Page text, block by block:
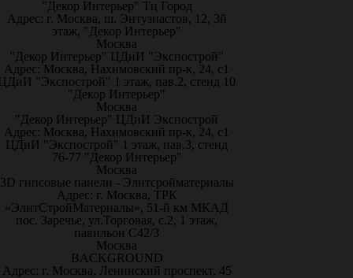
"Декор Интерьер" Тц Город
Адрес: г. Москва, ш. Энтузиастов, 12, 3й
этаж, "Декор Интерьер"
Москва
"Декор Интерьер" ЦДиИ "Экспострой"
Адрес: Москва, Нахимовский пр-к, 24, с1
"Экспострой" 1 этаж, пав.2, стенд 10
"Декор Интерьер"
Москва
"Декор Интерьер" ЦДиИ Экспострой
Адрес: Москва, Нахимовский пр-к, 24, с1
ЦДиИ "Экспострой" 1 этаж, пав.3, стенд
76-77 "Декор Интерьер"
Москва
3D гипсовые панели - Элитсройматериалы
Адрес: г. Москва, ТРК
«ЭлитСтройМатериалы», 51-й км МКАД
пос. Заречье, ул.Торговая, с.2, 1 этаж,
павильон С42/3
Москва
BACKGROUND
Адрес: г. Москва, Ленинский проспект, 45